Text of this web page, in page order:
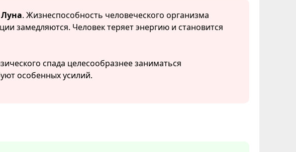
. Жизнеспособность человеческого организма
замедляются. Человек теряет энергию и становится
спада целесообразнее заниматься
особенных усилий.